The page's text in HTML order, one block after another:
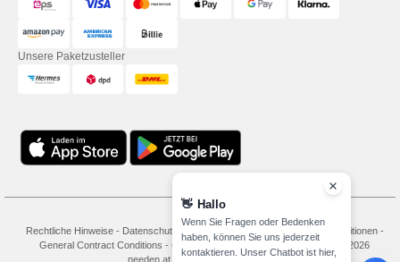
Unsere Paketzusteller
Rechtliche Hinweise- Datenschutzbestimmungen - Bedingungen und Konditionen-
General Contract Conditions - Cookie-Richtlinie Site Map
Copyright 2026
needen.at - Alle Rechte vorbehalten
👋 Hallo
Wenn Sie Fragen oder Bedenken
haben, können Sie uns jederzeit
kontaktieren. Unser Chatbot ist hier,